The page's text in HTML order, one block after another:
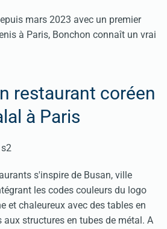
mars 2023 avec un premier
à Paris, Bonchon connaît un vrai
restaurant coréen
à Paris
s'inspire de Busan, ville
les codes couleurs du logo
et chaleureux avec des tables en
aux structures en tubes de métal. A